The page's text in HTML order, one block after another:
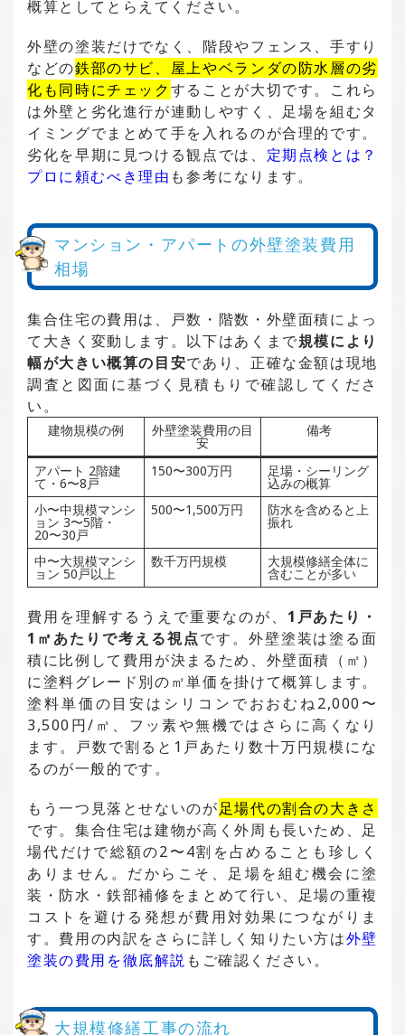
概算としてとらえてください。
外壁の塗装だけでなく、階段やフェンス、手すり
などの鉄部のサビ、屋上やベランダの防水層の劣
化も同時にチェックすることが大切です。これら
は外壁と劣化進行が連動しやすく、足場を組むタ
イミングでまとめて手を入れるのが合理的です。
劣化を早期に見つける観点では、 定期点検とは？
プロに頼むべき理由 も参考になります。
マンション・アパートの外壁塗装費用
相場
集合住宅の費用は、戸数・階数・外壁面積によっ
て大きく変動します。以下はあくまで規模により
幅が大きい概算の目安であり、正確な金額は現地
調査と図面に基づく見積もりで確認してくださ
い。
建物規模の例 外壁塗装費用の目
安
備考
アパート 2階建
て・6〜8戸
150〜300万円 足場・シーリング
込みの概算
小〜中規模マンシ
ョン 3〜5階・
20〜30戸
500〜1,500万円 防水を含めると上
振れ
中〜大規模マンシ
ョン 50戸以上
数千万円規模 大規模修繕全体に
含むことが多い
費用を理解するうえで重要なのが、 1戸あたり・
1㎡あたりで考える視点です。外壁塗装は塗る面
積に比例して費用が決まるため、外壁面積（㎡）
に塗料グレード別の㎡単価を掛けて概算します。
塗料単価の目安はシリコンでおおむね2,000〜
3,500円/㎡、フッ素や無機ではさらに高くなり
ます。戸数で割ると1戸あたり数十万円規模にな
るのが一般的です。
もう一つ見落とせないのが足場代の割合の大きさ
です。集合住宅は建物が高く外周も長いため、足
場代だけで総額の2〜4割を占めることも珍しく
ありません。だからこそ、足場を組む機会に塗
装・防水・鉄部補修をまとめて行い、足場の重複
コストを避ける発想が費用対効果につながりま
す。費用の内訳をさらに詳しく知りたい方は外壁
塗装の費用を徹底解説 もご確認ください。
大規模修繕工事の流れ